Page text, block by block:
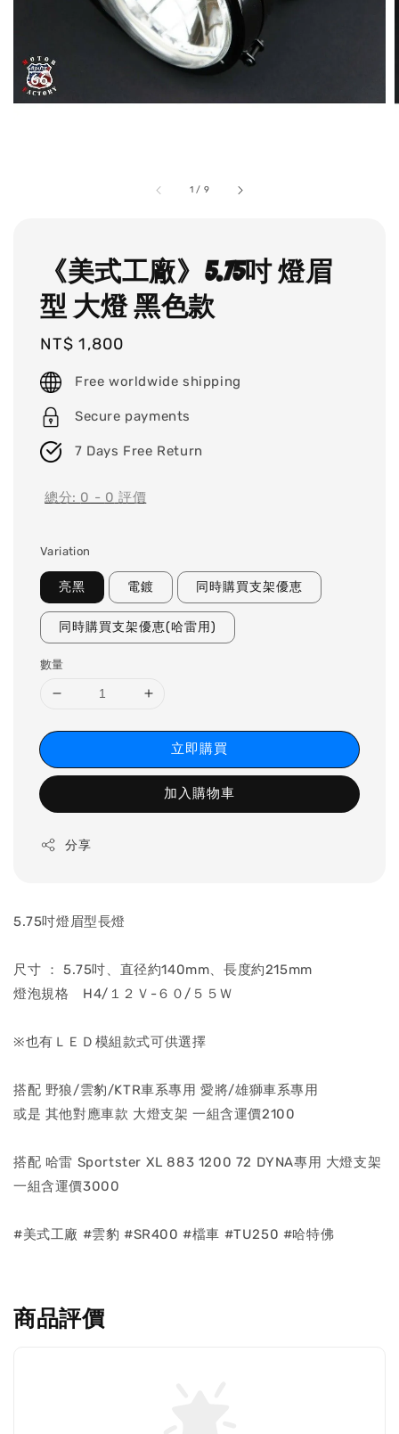
1 / 9
《美式工廠》5.75吋 燈眉
型 大燈 黑色款
Regular
price
NT$ 1,800
Free worldwide shipping
Secure payments
7 Days Free Return
總分: 0 - 0 評價
Variation
亮黑 電鍍 同時購買支架優恵
同時購買支架優恵(哈雷用)
數量
立即購買
加入購物車
分享
5.75吋燈眉型長燈
尺寸 ： 5.75吋、直径約140mm、長度約215mm
燈泡規格 H4/１２Ｖ-６０/５５Ｗ
※也有ＬＥＤ模組款式可供選擇
搭配 野狼/雲豹/KTR車系專用 愛將/雄獅車系專用
或是 其他對應車款 大燈支架 一組含運價2100
搭配 哈雷 Sportster XL 883 1200 72 DYNA專用 大燈支架
一組含運價3000
#美式工廠 #雲豹 #SR400 #檔車 #TU250 #哈特佛
商品評價